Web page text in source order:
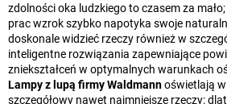
zdolności oka ludzkiego to czasem za
prac wzrok szybko napotyka swoje
doskonale widzieć rzeczy również w
inteligentne rozwiązania zapewniające
zniekształceń w optymalnych warunkach
Lampy z lupą firmy Waldmannoświetlają
szczegółowy nawet najmniejsze rzeczy: